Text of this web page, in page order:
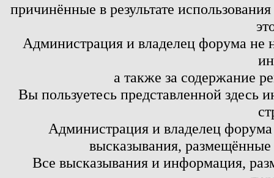
причинённые в результате
Администрация и владелец форума не
а также за содержание
Вы пользуетесь представленной здесь
Администрация и владелец
высказывания,
Все высказывания и информация,